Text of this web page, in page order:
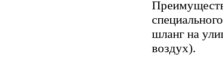
шланг на
воздух).